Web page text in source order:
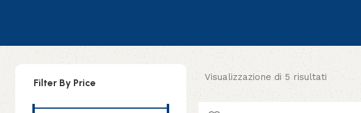
Filter By Price Visualizzazione di 5 risultati